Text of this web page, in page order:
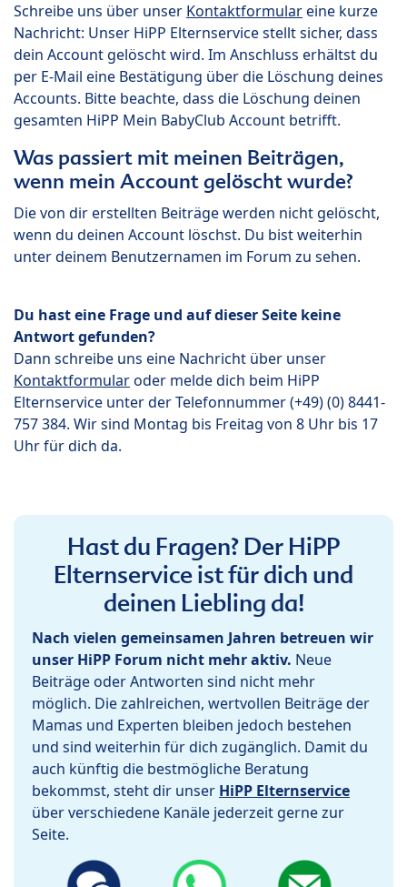
Schreibe uns über unser Kontaktformulareine kurze
Nachricht: Unser HiPP Elternservice stellt sicher, dass
dein Account gelöscht wird. Im Anschluss erhältst du
per E-Mail eine Bestätigung über die Löschung deines
Accounts. Bitte beachte, dass die Löschung deinen
gesamten HiPP Mein BabyClub Account betrifft.
Was passiert mit meinen Beiträgen,
wenn mein Account gelöscht wurde?
Die von dir erstellten Beiträge werden nicht gelöscht,
wenn du deinen Account löschst. Du bist weiterhin
unter deinem Benutzernamen im Forum zu sehen.
Du hast eine Frage und auf dieser Seite keine
Antwort gefunden?
Dann schreibe uns eine Nachricht über unser
Kontaktformularoder melde dich beim HiPP
Elternservice unter der Telefonnummer (+49) (0) 8441-
757 384. Wir sind Montag bis Freitag von 8 Uhr bis 17
Uhr für dich da.
Hast du Fragen? Der HiPP
Elternservice ist für dich und
deinen Liebling da!
Nach vielen gemeinsamen Jahren betreuen wir
unser HiPP Forum nicht mehr aktiv. Neue
Beiträge oder Antworten sind nicht mehr
möglich. Die zahlreichen, wertvollen Beiträge der
Mamas und Experten bleiben jedoch bestehen
und sind weiterhin für dich zugänglich. Damit du
auch künftig die bestmögliche Beratung
bekommst, steht dir unser HiPP Elternservice
über verschiedene Kanäle jederzeit gerne zur
Seite.